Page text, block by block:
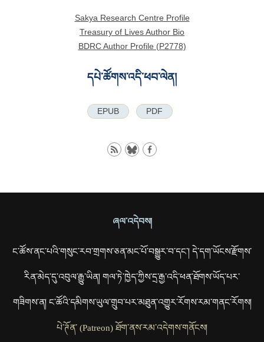
Sakya Research Centre Profile
Treasury of Lives Author Bio
BDRC Author Profile (P2778)
དཔེ་ཚོགས་འདི་ཕབ་ལེན།
EPUB PDF
ཞལ་འདེབས།
ང་ཚོས་ནང་པའི་གསུང་རབ་གྲགས་ཅན་མང་པོ་བསྒྱུར་བ་དང་། དེ་དག་ཡོངས་རྫོགས་
རིན་མེད་དུ་འབུལ་རྒྱུ་ཡིན། གལ་ཏེ་ཁྱེད་ཀྱིས་དྲ་རྒྱ་འདི་ཕན་ཐོགས་ཡོད་པར་
གཟིགས་ན། ང་ཚོའི་དམིགས་ཡུལ་གྲུབ་པར་མཐུན་འགྱུར་རོགས་རམ་གནང་རོགས།
པེ་ཊོན་ (Patreon) ཐོག་ནས་རམ་འདེགས་གནོངས།